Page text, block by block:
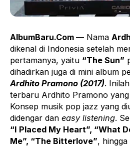
AlbumBaru.Com — Nama
dikenal di Indonesia setelah
pertamanya, yaitu “The Sun”
dihadirkan juga di mini album
Ardhito Pramono (2017).
terbaru Ardhito Pramono
Konsep musik pop jazz yang
didengar dan easy listening.
“I Placed My Heart”, “What
Me”, “The Bitterlove”, hingga